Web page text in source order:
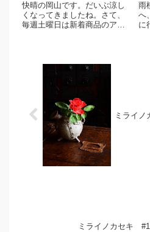
快晴の岡山です。だいぶ涼し
くなってきましたね。さて、
毎週土曜日は新着商品のアッ
す。しらふとは、土の表情を
見せるためサヤに入れ胡麻や
緋襷などまったく景色を付け
雨
へ
に
ミライ
ミライノカセキ